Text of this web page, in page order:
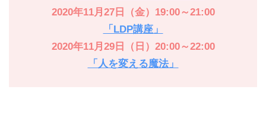
2020年11月27日（金）19:00～21:00
「LDP講座」
2020年11月29日（日）20:00～22:00
「人を変える魔法」